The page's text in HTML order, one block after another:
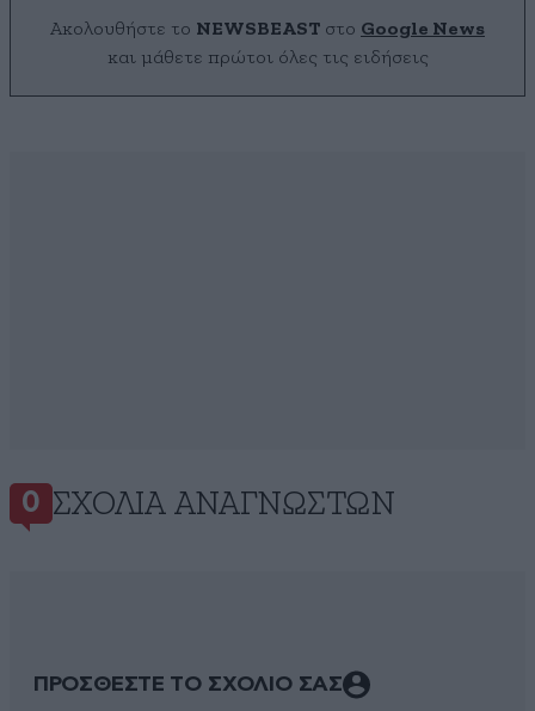
Ακολουθήστε το NEWSBEAST στο Google News
και μάθετε πρώτοι όλες τις ειδήσεις
0 ΣΧΌΛΙΑ ΑΝΑΓΝΩΣΤΏΝ
ΠΡΟΣΘΕΣΤΕ ΤΟ ΣΧΟΛΙΟ ΣΑΣ